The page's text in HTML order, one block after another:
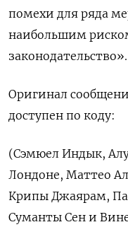
помехи для ряда
наибольшим
Оригинал
доступен по коду:
(Сэмюел Индык,
Лондоне, Маттео
Крипы Джаярам,
Суманты Сен и